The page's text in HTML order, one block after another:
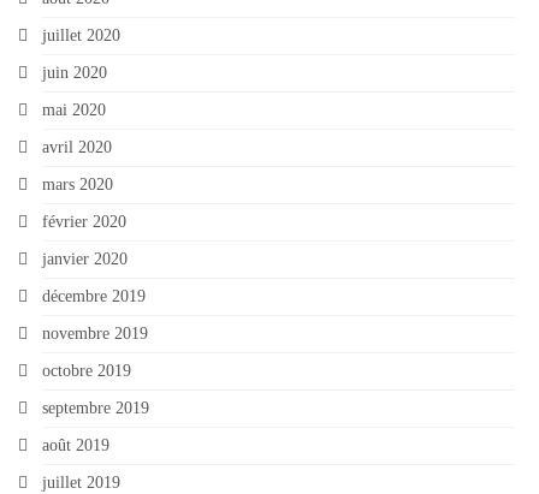
juillet 2020
juin 2020
mai 2020
avril 2020
mars 2020
février 2020
janvier 2020
décembre 2019
novembre 2019
octobre 2019
septembre 2019
août 2019
juillet 2019